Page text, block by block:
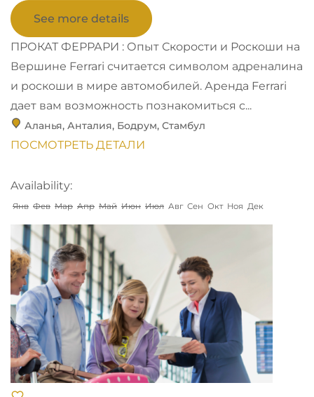
See more details
ПРОКАТ ФЕРРАРИ : Опыт Скорости и Роскоши на
Вершине Ferrari считается символом адреналина
и роскоши в мире автомобилей. Аренда Ferrari
дает вам возможность познакомиться с...
Аланья, Анталия, Бодрум, Стамбул
ПОСМОТРЕТЬ ДЕТАЛИ
Availability:
Янв Фев Мар Апр Май Июн Июл Авг Сен Окт Ноя Дек